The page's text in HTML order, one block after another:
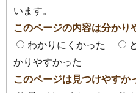
います。
このページの内容は分かり
わかりにくかった
かりやすかった
このページは見つけやすか